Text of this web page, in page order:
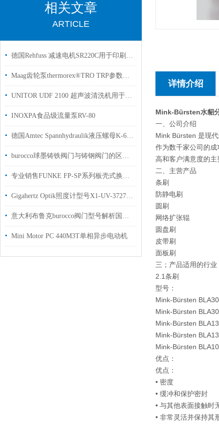
相关文章
ARTICLE
德国Rehfuss 减速电机SR220C用于印刷机械行业使用
Maag齿轮泵thermorex®TRO TRP参数简介
UNITOR UDF 2100 超声波清洗机用于滤芯清洗
INOXPA食品级流量泵RV-80
德国Amtec Spannhydraulik液压螺母K-6.213车削直径从 Ø 2 到 600 mm
burocco球墨铸铁阀门与铸钢阀门的区别在哪里？
专业销售FUNKE FP-SP系列板壳式换热器
Gigahertz Optik照度计型号X1-UV-3727介绍
意大利布鲁克burocco阀门型号解析国内现货
Mini Motor PC 440M3T单相异步电动机
详情介绍
Mink-Bürsten水貂
一、公司介绍
Mink Bürsten 是现
作为数千家公司的成
高和客户满意度的
二、主营产品
条刷
防静电刷
圆刷
网络扩张辊
圆盘刷
皮带刷
面板刷
三；产品适用的行
2.1条刷
型号：
Mink-Bürsten
Mink-Bürsten
Mink-Bürsten
Mink-Bürsten
Mink-Bürsten
优点：
优点：
• 密度
• 缓冲和保护密封
• 与其他表面接触时
• 非常灵活并保持其